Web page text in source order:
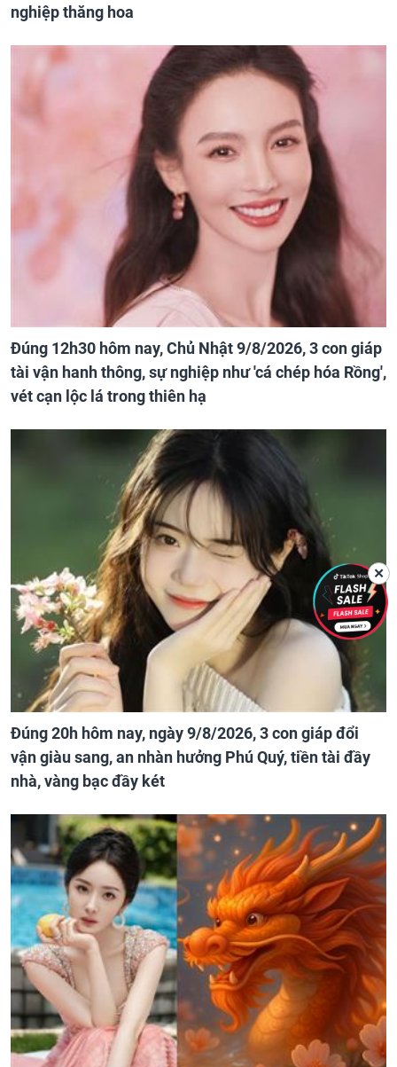
nghiệp thăng hoa
Đúng 12h30 hôm nay, Chủ Nhật 9/8/2026, 3 con giáp
tài vận hanh thông, sự nghiệp như 'cá chép hóa Rồng',
vét cạn lộc lá trong thiên hạ
Đúng 20h hôm nay, ngày 9/8/2026, 3 con giáp đổi
vận giàu sang, an nhàn hưởng Phú Quý, tiền tài đầy
nhà, vàng bạc đầy két
✕